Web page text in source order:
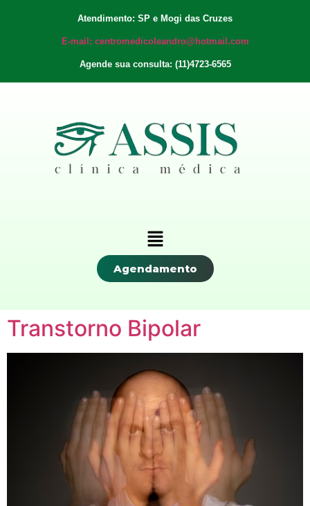
Atendimento: SP e Mogi das Cruzes
E-mail: centromedicoleandro@hotmail.com
Agende sua consulta: (11)4723-6565
Agendamento
Transtorno Bipolar